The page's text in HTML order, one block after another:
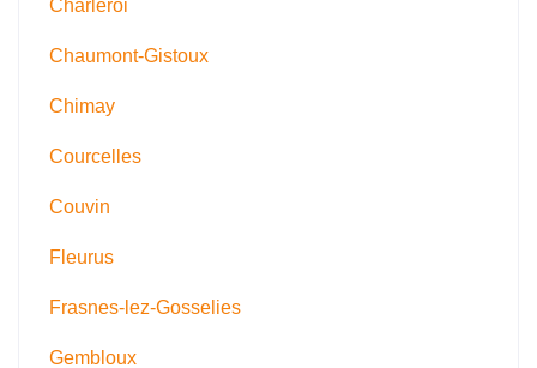
Charleroi
Chaumont-Gistoux
Chimay
Courcelles
Couvin
Fleurus
Frasnes-lez-Gosselies
Gembloux